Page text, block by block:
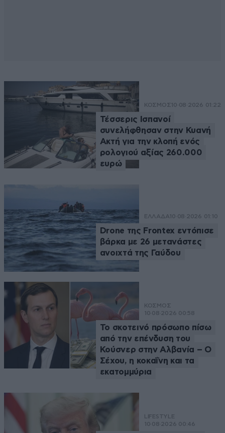
ΚΟΣΜΟΣ 10·08·2026 01:22
Τέσσερις Ισπανοί
συνελήφθησαν στην Κυανή
Ακτή για την κλοπή ενός
ρολογιού αξίας 260.000
ευρώ
ΕΛΛΑΔΑ 10·08·2026 01:10
Drone της Frontex εντόπισε
βάρκα με 26 μετανάστες
ανοιχτά της Γαύδου
ΚΟΣΜΟΣ
10·08·2026 00:58
Το σκοτεινό πρόσωπο πίσω
από την επένδυση του
Κούσνερ στην Αλβανία – Ο
Σέχου, η κοκαΐνη και τα
εκατομμύρια
LIFESTYLE
10·08·2026 00:46